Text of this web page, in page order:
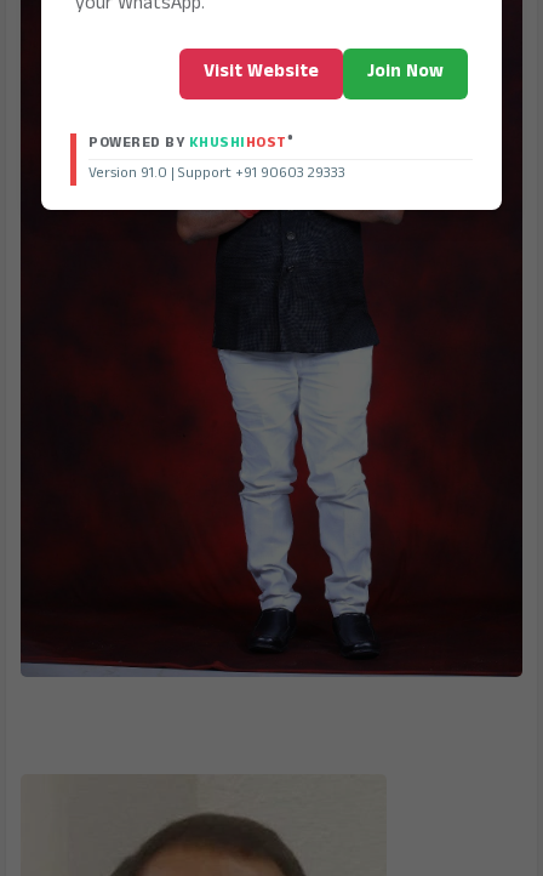
Visit Website Join Now
POWERED BY KHUSHIHOST®
Version 91.0 | Support +91 90603 29333